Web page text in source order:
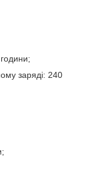
заряді: 240